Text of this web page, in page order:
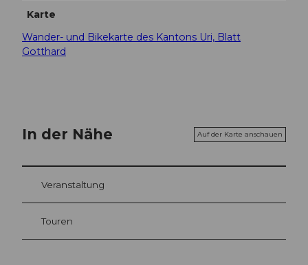
Karte
Wander- und Bikekarte des Kantons Uri, Blatt
Gotthard
In der Nähe Auf der Karte anschauen
Veranstaltung
Touren